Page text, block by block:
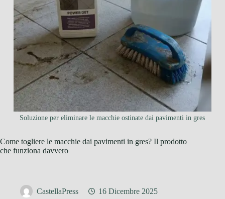
Soluzione per eliminare le macchie ostinate dai pavimenti in gres
Come togliere le macchie dai pavimenti in gres? Il prodotto
che funziona davvero
CastellaPress 16 Dicembre 2025